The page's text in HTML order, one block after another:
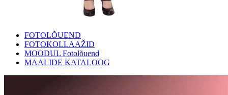
FOTOLÕUEND
FOTOKOLLAAŽID
MOODUL Fotolõuend
MAALIDE KATALOOG